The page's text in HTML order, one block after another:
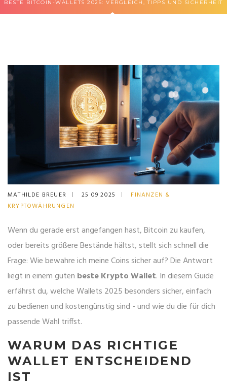
BESTE BITCOIN-WALLETS 2025: VERGLEICH, TIPPS UND SICHERHEIT
MATHILDE BREUER 25 09 2025
FINANZEN &
KRYPTOWÄHRUNGEN
Wenn du gerade erst angefangen hast, Bitcoin zu kaufen,
oder bereits größere Bestände hältst, stellt sich schnell die
Frage: Wie bewahre ich meine Coins sicher auf? Die Antwort
liegt in einem guten beste Krypto Wallet. In diesem Guide
erfährst du, welche Wallets 2025 besonders sicher, einfach
zu bedienen und kostengünstig sind - und wie du die für dich
passende Wahl triffst.
WARUM DAS RICHTIGE
WALLET ENTSCHEIDEND
IST